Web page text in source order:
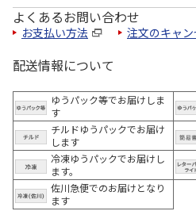
よくあるお問い合わせ
お支払い方法 注文のキャ
配送情報について
ゆうパック等でお届けしま
す
チルドゆうパックでお届け
します
冷凍ゆうパックでお届けし
ます。
佐川急便でのお届けとなり
ます